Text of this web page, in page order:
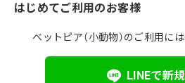
はじめてご利用のお客様
ベットピア（小動物）のご利用に
LINEで新